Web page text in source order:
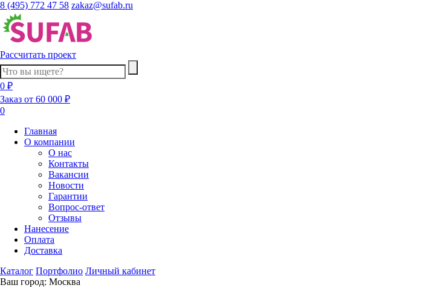
8 (495) 772 47 58 zakaz@sufab.ru
Рассчитать проект
0 ₽
Заказ от 60 000 ₽
0
Главная
О компании
О нас
Контакты
Вакансии
Новости
Гарантии
Вопрос-ответ
Отзывы
Нанесение
Оплата
Доставка
Каталог Портфолио Личный кабинет
Ваш город: Москва